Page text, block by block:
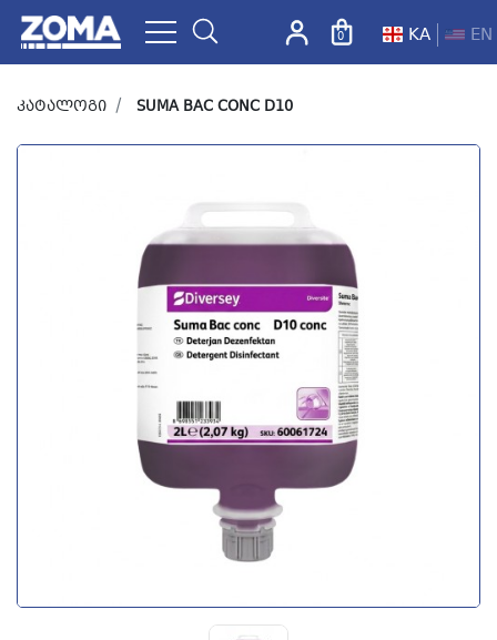
ZOMA.GE
0 KA EN
კატალოგი SUMA BAC CONC D10